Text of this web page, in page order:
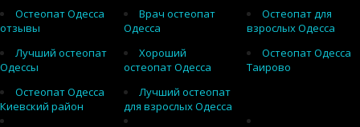
Остеопат Одесса
отзывы
Врач остеопат
Одесса
Остеопат для
взрослых Одесса
Лучший остеопат
Одессы
Хороший
остеопат Одесса
Остеопат Одесса
Таирово
Остеопат Одесса
Киевский район
Лучший остеопат
для взрослых Одесса